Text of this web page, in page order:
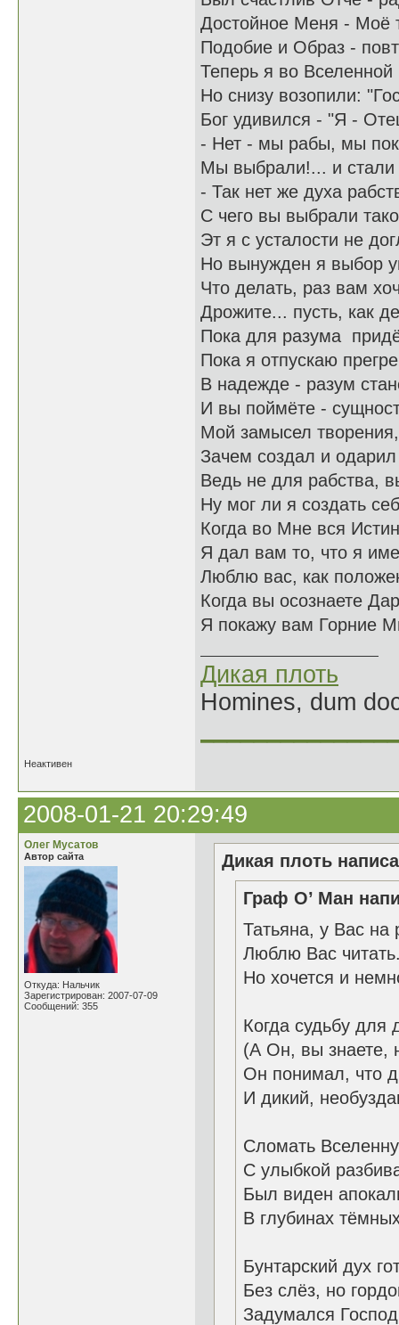
Достойное Меня - Моё
Подобие и Образ -
Теперь я во
Но снизу возопили:
Бог удивился - "Я -
- Нет - мы рабы, мы
Мы выбрали!... и стали
- Так нет же духа
С чего вы выбрали
Эт я с усталости не
Но вынужден я выбор
Что делать, раз вам
Дрожите... пусть, как
Пока для разума
Пока я отпускаю
В надежде - разум
И вы поймёте -
Мой замысел
Зачем создал и
Ведь не для рабства,
Ну мог ли я создать
Когда во Мне вся
Я дал вам то, что я
Люблю вас, как
Когда вы осознаете
Я покажу вам Горние
Дикая плоть
Homines, dum
Неактивен
2008-01-21 20:29:49
Олег Мусатов
Автор сайта
Откуда: Нальчик
Зарегистрирован: 2007-07-09
Сообщений: 355
Дикая плоть
Граф О’ Ман
Татьяна, у Вас на
Люблю Вас
Но хочется и
Когда судьбу для
(А Он, вы знаете,
Он понимал, что
И дикий,
Сломать
С улыбкой
Был виден
В глубинах
Бунтарский дух
Без слёз, но
Задумался